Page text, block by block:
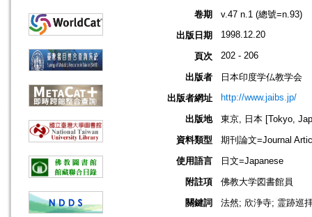
卷期
v.47 n.1 (總號=n.93)
出版日期
1998.12.20
頁次 202 - 206
出版者
日本印度学仏教学会
出版者網址
http://www.jaibs.jp/
出版地
東京, 日本 [Tokyo,
資料類型
期刊論文=Journal
使用語言
日文=Japanese
附註項
佛教大学図書館員
關鍵詞
法然; 欣浄寺; 霊跡巡